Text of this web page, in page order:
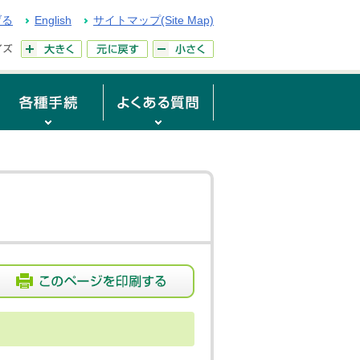
English サイトマップ(Site Map)